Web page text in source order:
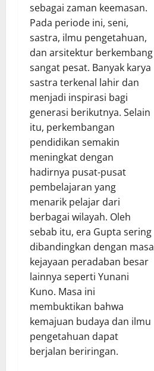
sebagai zaman keemasan.
Pada periode ini, seni,
sastra, ilmu pengetahuan,
dan arsitektur berkembang
sangat pesat. Banyak karya
sastra terkenal lahir dan
menjadi inspirasi bagi
generasi berikutnya. Selain
itu, perkembangan
pendidikan semakin
meningkat dengan
hadirnya pusat-pusat
pembelajaran yang
menarik pelajar dari
berbagai wilayah. Oleh
sebab itu, era Gupta sering
dibandingkan dengan masa
kejayaan peradaban besar
lainnya seperti Yunani
Kuno. Masa ini
membuktikan bahwa
kemajuan budaya dan ilmu
pengetahuan dapat
berjalan beriringan.